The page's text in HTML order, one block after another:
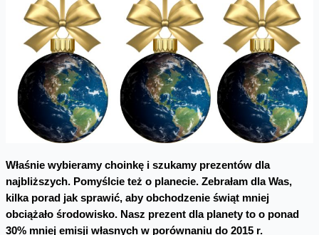
Właśnie wybieramy choinkę i szukamy prezentów dla
najbliższych. Pomyślcie też o planecie. Zebrałam dla Was,
kilka porad jak sprawić, aby obchodzenie świąt mniej
obciążało środowisko. Nasz prezent dla planety to o ponad
30% mniej emisji własnych w porównaniu do 2015 r.